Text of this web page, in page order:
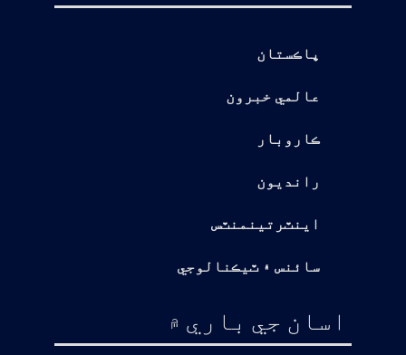
پاڪستان
عالمي خبرون
ڪاروبار
رانديون
اينٽرتينمنٽس
سائنس ۽ ٽيڪنالوجي
اسان جي باري ۾